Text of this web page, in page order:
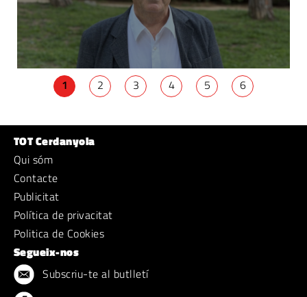
1 2 3 4 5 6
TOT Cerdanyola
Qui sóm
Contacte
Publicitat
Política de privacitat
Politica de Cookies
Segueix-nos
Subscriu-te al butlletí